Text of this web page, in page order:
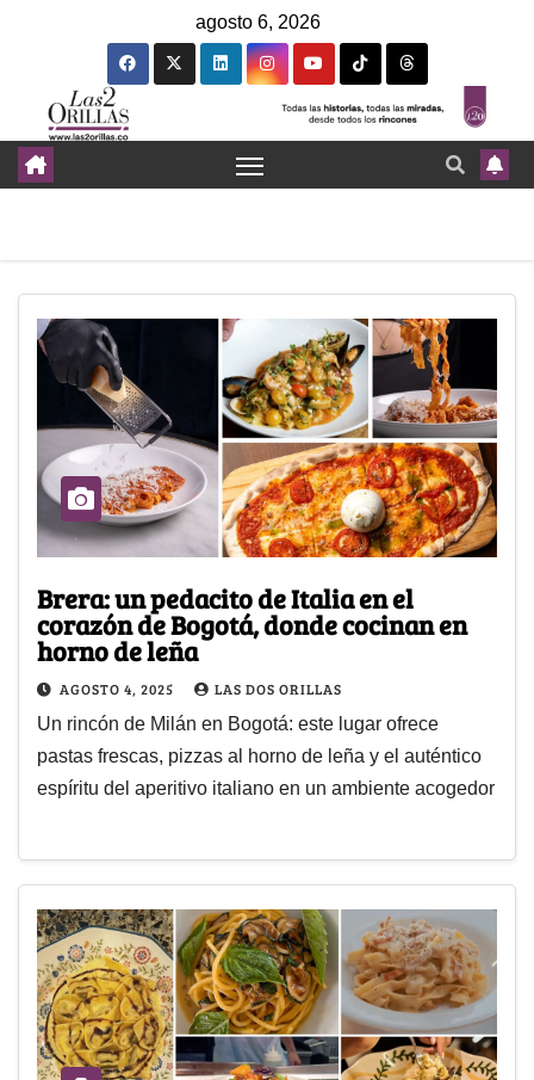
agosto 6, 2026
Brera: un pedacito de Italia en el
corazón de Bogotá, donde cocinan en
horno de leña
AGOSTO 4, 2025 LAS DOS ORILLAS
Un rincón de Milán en Bogotá: este lugar ofrece
pastas frescas, pizzas al horno de leña y el auténtico
espíritu del aperitivo italiano en un ambiente acogedor